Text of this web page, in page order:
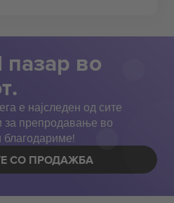
пазар во
е најследен од сите
препродавање во
СО ПРОДАЖБА